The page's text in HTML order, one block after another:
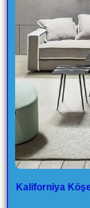
Kaliforniya